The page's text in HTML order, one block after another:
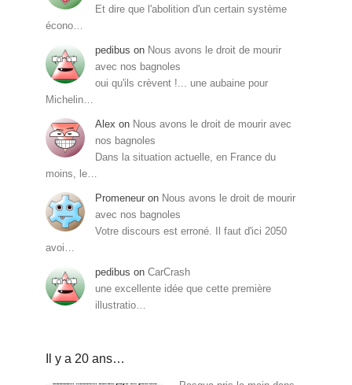
Et dire que l'abolition d'un certain système
écono…
pedibus on Nous avons le droit de mourir
avec nos bagnoles
oui qu'ils crèvent !... une aubaine pour
Michelin…
Alex on Nous avons le droit de mourir avec
nos bagnoles
Dans la situation actuelle, en France du
moins, le…
Promeneur on Nous avons le droit de mourir
avec nos bagnoles
Votre discours est erroné. Il faut d'ici 2050
avoi…
pedibus on CarCrash
une excellente idée que cette première
illustratio…
Il y a 20 ans…